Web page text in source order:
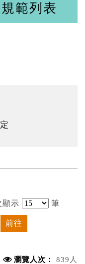
範列表
顯示 筆
前往
瀏覽人次： 839人